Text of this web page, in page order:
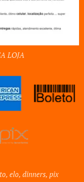
LOJA
elo, dinners, pix